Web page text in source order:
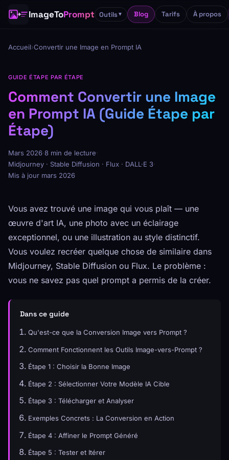
ImageToPrompt Outils▼ Blog Tarifs À propos
Accueil›Convertir une Image en Prompt IA
GUIDE ÉTAPE PAR ÉTAPE
Comment Convertir une Image
en Prompt IA (Guide Étape par
Étape)
Mars 2026·8 min de lecture·
Midjourney · Stable Diffusion · Flux · DALL·E 3·
Mis à jour mars 2026
Vous avez trouvé une image qui vous plaît — une
œuvre d'art IA, une photo avec un éclairage
exceptionnel, ou une illustration au style distinctif.
Vous voulez recréer quelque chose de similaire dans
Midjourney, Stable Diffusion ou Flux. Le problème :
vous ne savez pas quel prompt a permis de la créer.
Dans ce guide
Qu'est-ce que la Conversion Image vers Prompt ?
Comment Fonctionnent les Outils Image-vers-Prompt ?
Étape 1 : Choisir la Bonne Image
Étape 2 : Sélectionner Votre Modèle IA Cible
Étape 3 : Télécharger et Analyser
Exemples Concrets : La Conversion en Action
Étape 4 : Affiner le Prompt Généré
Étape 5 : Tester et Itérer